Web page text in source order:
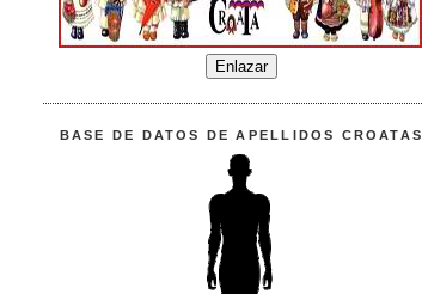
BASE DE DATOS DE APELLIDOS CROATAS